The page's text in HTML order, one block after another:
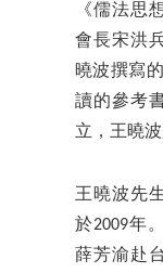
《儒法思
會長宋洪
曉波撰寫
讀的參考
立，王曉
王曉波先
於2009年
薛芳渝赴